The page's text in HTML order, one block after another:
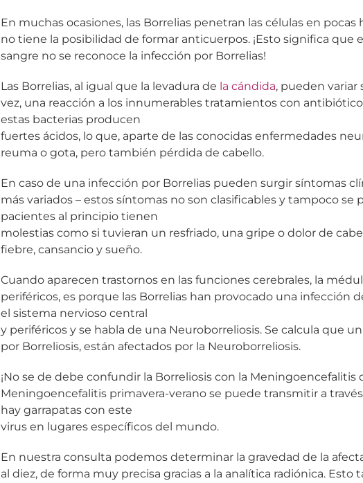
En muchas ocasiones, las Borrelias penetran las células en pocas
no tiene la posibilidad de formar anticuerpos. ¡Esto significa que
sangre no se reconoce la infección por Borrelias!
Las Borrelias, al igual que la levadura de la cándida, pueden variar
vez, una reacción a los innumerables tratamientos con
estas bacterias producen
fuertes ácidos, lo que, aparte de las conocidas enfermedades
reuma o gota, pero también pérdida de cabello.
En caso de una infección por Borrelias pueden surgir síntomas
más variados – estos síntomas no son clasificables y tampoco se
pacientes al principio tienen
molestias como si tuvieran un resfriado, una gripe o dolor de
fiebre, cansancio y sueño.
Cuando aparecen trastornos en las funciones cerebrales, la
periféricos, es porque las Borrelias han provocado una infección
el sistema nervioso central
y periféricos y se habla de una Neuroborreliosis. Se calcula que
por Borreliosis, están afectados por la Neuroborreliosis.
¡No se de debe confundir la Borreliosis con la Meningoencefalitis
Meningoencefalitis primavera-verano se puede transmitir a
hay garrapatas con este
virus en lugares específicos del mundo.
En nuestra consulta podemos determinar la gravedad de la
al diez, de forma muy precisa gracias a la analítica radiónica. Esto